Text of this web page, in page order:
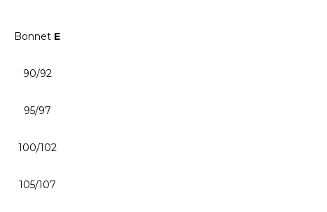
Bonnet E
90/92
95/97
100/102
105/107